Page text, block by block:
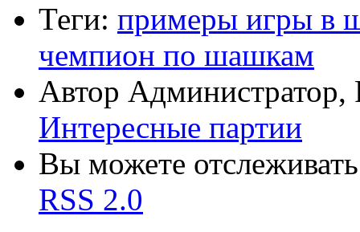
Теги: примеры игры в
чемпион по шашкам
Автор
Интересные партии
Вы можете отслеживать
RSS 2.0